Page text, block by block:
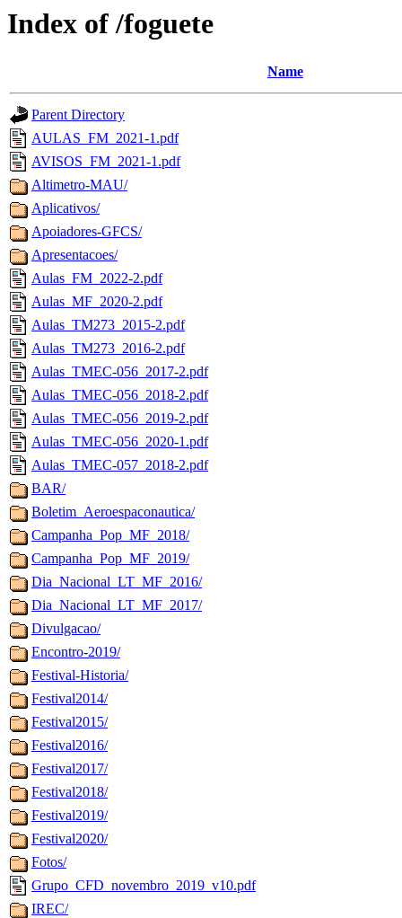
Index of /foguete
Name
Parent Directory
AULAS_FM_2021-1.pdf
AVISOS_FM_2021-1.pdf
Altimetro-MAU/
Aplicativos/
Apoiadores-GFCS/
Apresentacoes/
Aulas_FM_2022-2.pdf
Aulas_MF_2020-2.pdf
Aulas_TM273_2015-2.pdf
Aulas_TM273_2016-2.pdf
Aulas_TMEC-056_2017-2.pdf
Aulas_TMEC-056_2018-2.pdf
Aulas_TMEC-056_2019-2.pdf
Aulas_TMEC-056_2020-1.pdf
Aulas_TMEC-057_2018-2.pdf
BAR/
Boletim_Aeroespaconautica/
Campanha_Pop_MF_2018/
Campanha_Pop_MF_2019/
Dia_Nacional_LT_MF_2016/
Dia_Nacional_LT_MF_2017/
Divulgacao/
Encontro-2019/
Festival-Historia/
Festival2014/
Festival2015/
Festival2016/
Festival2017/
Festival2018/
Festival2019/
Festival2020/
Fotos/
Grupo_CFD_novembro_2019_v10.pdf
IREC/